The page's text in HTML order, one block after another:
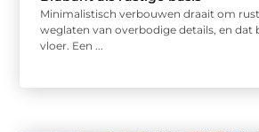
Minimalistisch verbouwen draait om
weglaten van overbodige details, en dat
vloer. Een ...